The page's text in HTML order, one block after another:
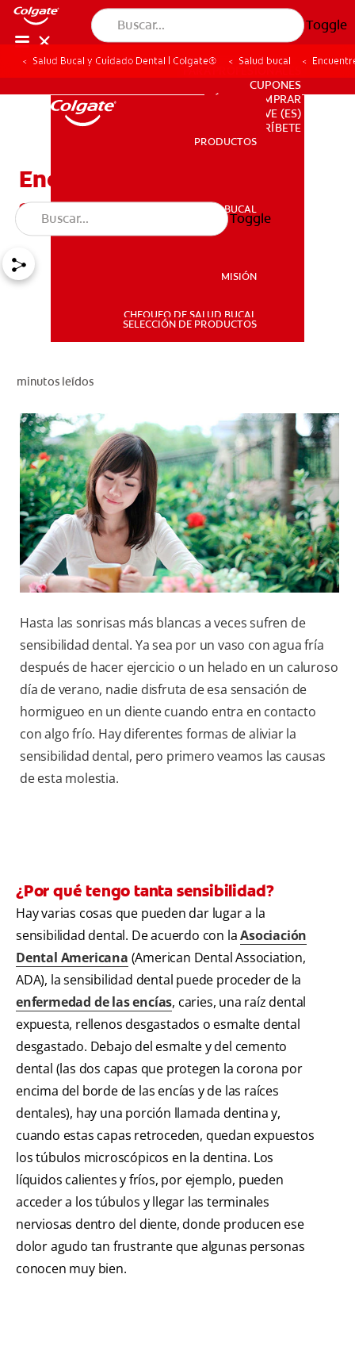
Toggle
PRODUCTOS
SALUD BUCAL
PARA PROFESIONALES
CUPONES
DÓNDE COMPRAR
VE (ES)
PARA PROFESIONALES
CUPONES
DÓNDE COMPRAR
VE (ES)
SUSCRÍBETE
PRODUCTOS
SALUD BUCAL
MISIÓN
CHEQUEO DE SALUD BUCAL
SELECCIÓN DE PRODUCTOS
Toggle
Salud Bucal y Cuidado Dental | Colgate® Salud bucal
Encuentre alivio a la
sensibilidad dental
minutos leídos
Hasta las sonrisas más blancas a veces sufren de
sensibilidad dental. Ya sea por un vaso con agua fría
después de hacer ejercicio o un helado en un caluroso
día de verano, nadie disfruta de esa sensación de
hormigueo en un diente cuando entra en contacto
con algo frío. Hay diferentes formas de aliviar la
sensibilidad dental, pero primero veamos las causas
de esta molestia.
¿Por qué tengo tanta sensibilidad?
Hay varias cosas que pueden dar lugar a la
sensibilidad dental. De acuerdo con laAsociación
Dental Americana (American Dental Association,
ADA), la sensibilidad dental puede proceder de la
enfermedad de las encías, caries, una raíz dental
expuesta, rellenos desgastados o esmalte dental
desgastado. Debajo del esmalte y del cemento
dental (las dos capas que protegen la corona por
encima del borde de las encías y de las raíces
dentales), hay una porción llamada dentina y,
cuando estas capas retroceden, quedan expuestos
los túbulos microscópicos en la dentina. Los
líquidos calientes y fríos, por ejemplo, pueden
acceder a los túbulos y llegar las terminales
nerviosas dentro del diente, donde producen ese
dolor agudo tan frustrante que algunas personas
conocen muy bien.